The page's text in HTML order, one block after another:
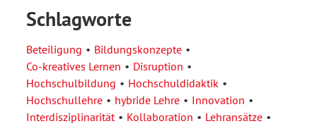
Schlagworte
Beteiligung
Bildungskonzepte
Co-kreatives Lernen
Disruption
Hochschulbildung
Hochschuldidaktik
Hochschullehre
hybride Lehre
Innovation
Interdisziplinarität
Kollaboration
Lehransätze